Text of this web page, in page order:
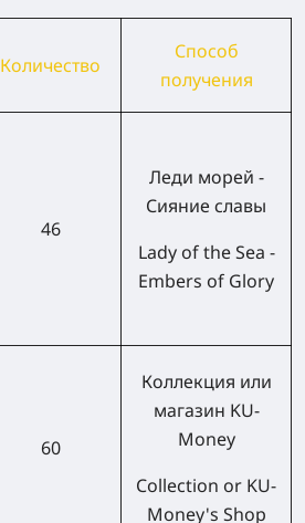
Количество
Способ
получения
46
Леди морей -
Сияние славы
Lady of the Sea -
Embers of Glory
60
Коллекция или
магазин KU-
Money
Collection or KU-
Money's Shop